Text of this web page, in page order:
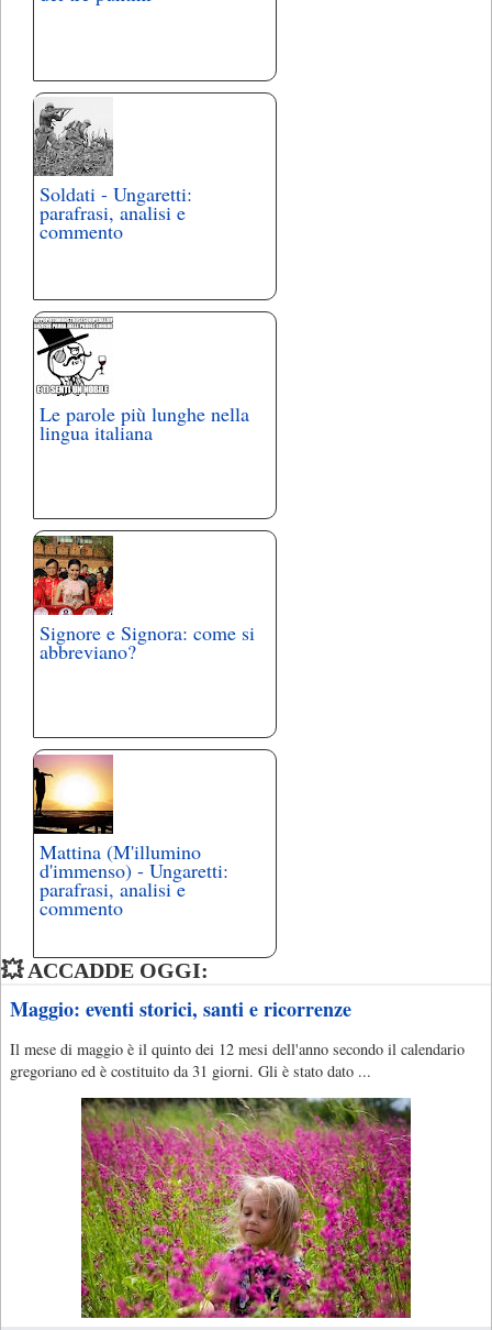
Soldati - Ungaretti:
parafrasi, analisi e
commento
Le parole più lunghe nella
lingua italiana
Signore e Signora: come si
abbreviano?
Mattina (M'illumino
d'immenso) - Ungaretti:
parafrasi, analisi e
commento
💥 ACCADDE OGGI:
Maggio: eventi storici, santi e ricorrenze
Il mese di maggio è il quinto dei 12 mesi dell'anno secondo il calendario
gregoriano ed è costituito da 31 giorni. Gli è stato dato ...